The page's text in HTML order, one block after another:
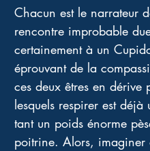
Chacun est le narrateur
rencontre improbable
certainement à un
éprouvant de la
ces deux êtres en dérive
lesquels respirer est déjà
tant un poids énorme
poitrine. Alors, imaginer